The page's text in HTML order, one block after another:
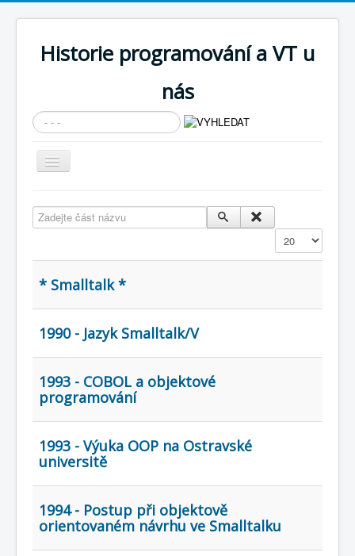
Historie programování a VT u
nás
Vyhledávání...
Přepnout
navigaci
Cíle expozice
Současnost SW a IT
KNIHOVNA
Historické počítače
COBOL
O nás
Úvod Mapa stránek (štítky)
Zadejte část názvu
Zobrazit
* Smalltalk *
1990 - Jazyk Smalltalk/V
1993 - COBOL a objektové
programování
1993 - Výuka OOP na Ostravské
universitě
1994 - Postup při objektově
orientovaném návrhu ve Smalltalku